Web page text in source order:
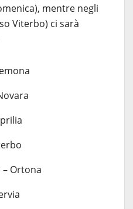
mentre negli
Viterbo) ci sarà
Ortona